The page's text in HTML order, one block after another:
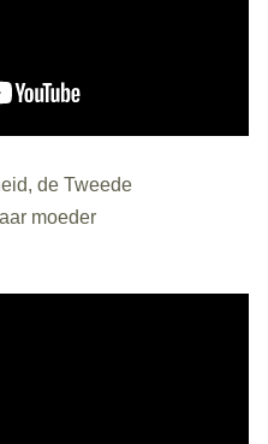
de Tweede
moeder